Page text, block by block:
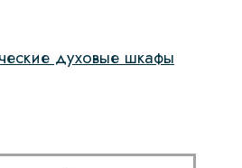
духовые шкафы